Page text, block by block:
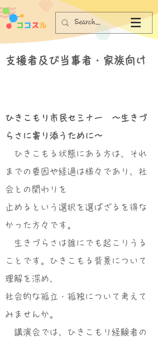
支援者及び当事者・家族向け
ひきこもり市民セミナー ～生きづ
らさに寄り添うために～
ひきこもる状態にある方は、それ
までの要因や経過は様々であり、社
会との関わりを
止めるという選択を選ばざるを得な
かった方々です。
生きづらさは誰にでも起こりうる
ことです。ひきこもる背景について
理解を深め、
社会的な孤立・孤独について考えて
みませんか。
講演会では、ひきこもり経験者の